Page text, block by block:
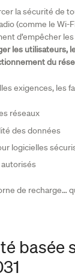
la sécurité de
(comme le Wi-
d’empêcher
les utilisateurs,
du
exigences, les
réseaux
des données
logicielles
de recharge…
basée